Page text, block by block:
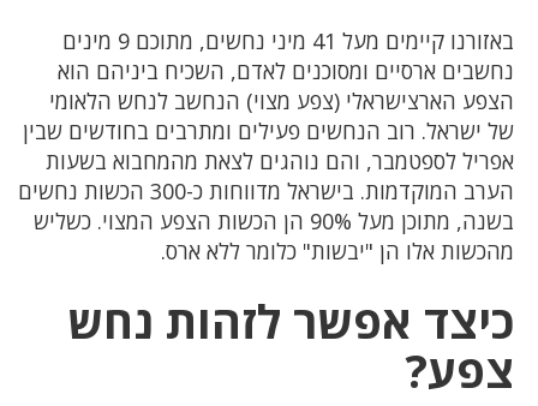
באזורנו קיימים מעל 41 מיני נחשים, מתוכם 9 מינים
נחשבים ארסיים ומסוכנים לאדם, השכיח ביניהם הוא
הצפע הארצישראלי (צפע מצוי) הנחשב לנחש הלאומי
של ישראל. רוב הנחשים פעילים ומתרבים בחודשים שבין
אפריל לספטמבר, והם נוהגים לצאת מהמחבוא בשעות
הערב המוקדמות. בישראל מדווחות כ-300 הכשות נחשים
בשנה, מתוכן מעל 90% הן הכשות הצפע המצוי. כשליש
מהכשות אלו הן "יבשות" כלומר ללא ארס.
כיצד אפשר לזהות נחש
צפע?